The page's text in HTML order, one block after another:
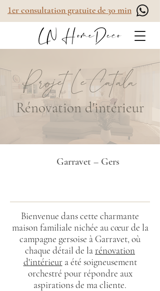
1er consultation gratuite de 30 min
Projet Le Catala
Rénovation d'intérieur
Garravet – Gers
Bienvenue dans cette charmante
maison familiale nichée au cœur de la
campagne gersoise à Garravet, où
chaque détail de larénovation
d'intérieura été soigneusement
orchestré pour répondre aux
aspirations de ma cliente.